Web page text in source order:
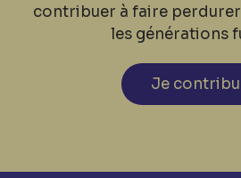
contribuer à faire
les générations
Je